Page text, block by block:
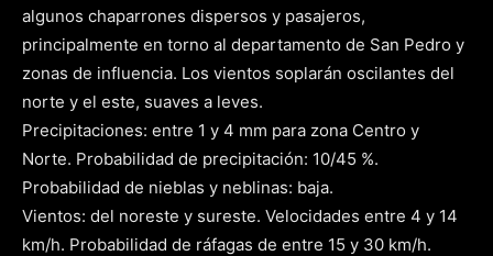
algunos chaparrones dispersos y pasajeros,
principalmente en torno al departamento de San Pedro y
zonas de influencia. Los vientos soplarán oscilantes del
norte y el este, suaves a leves.
Precipitaciones: entre 1 y 4 mm para zona Centro y
Norte. Probabilidad de precipitación: 10/45 %.
Probabilidad de nieblas y neblinas: baja.
Vientos: del noreste y sureste. Velocidades entre 4 y 14
km/h. Probabilidad de ráfagas de entre 15 y 30 km/h.